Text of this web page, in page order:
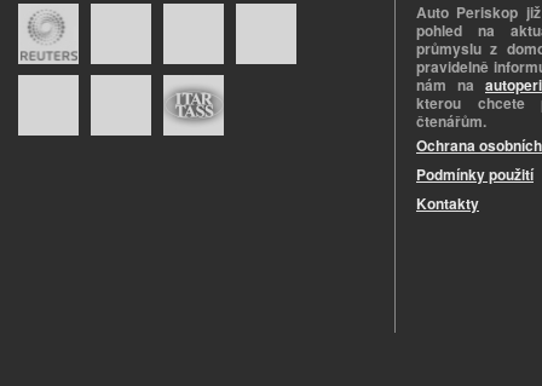
Auto Periskop
pohled na
průmyslu z
pravidelně
nám na
kterou chcete
čtenářům.
Ochrana
Podmínky použití
Kontakty